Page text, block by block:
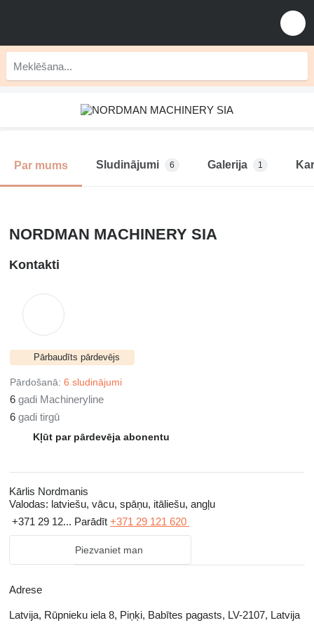
Par mums Sludinājumi 6 Galerija 1
NORDMAN MACHINERY SIA
Kontakti
Pārbaudīts pārdevējs
Pārdošanā: 6 sludinājumi
6 gadi Machineryline
6 gadi tirgū
Kļūt par pārdevēja abonentu
Kārlis Nordmanis
Valodas: latviešu, vācu, spāņu, itāliešu, angļu
+371 29 12... Parādīt +371 29 121 620
Piezvaniet man
Adrese
Latvija, Rūpnieku iela 8, Piņķi, Babītes pagasts, LV-2107, Latvija